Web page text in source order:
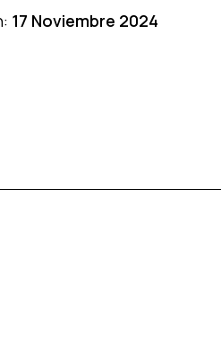
17 Noviembre 2024